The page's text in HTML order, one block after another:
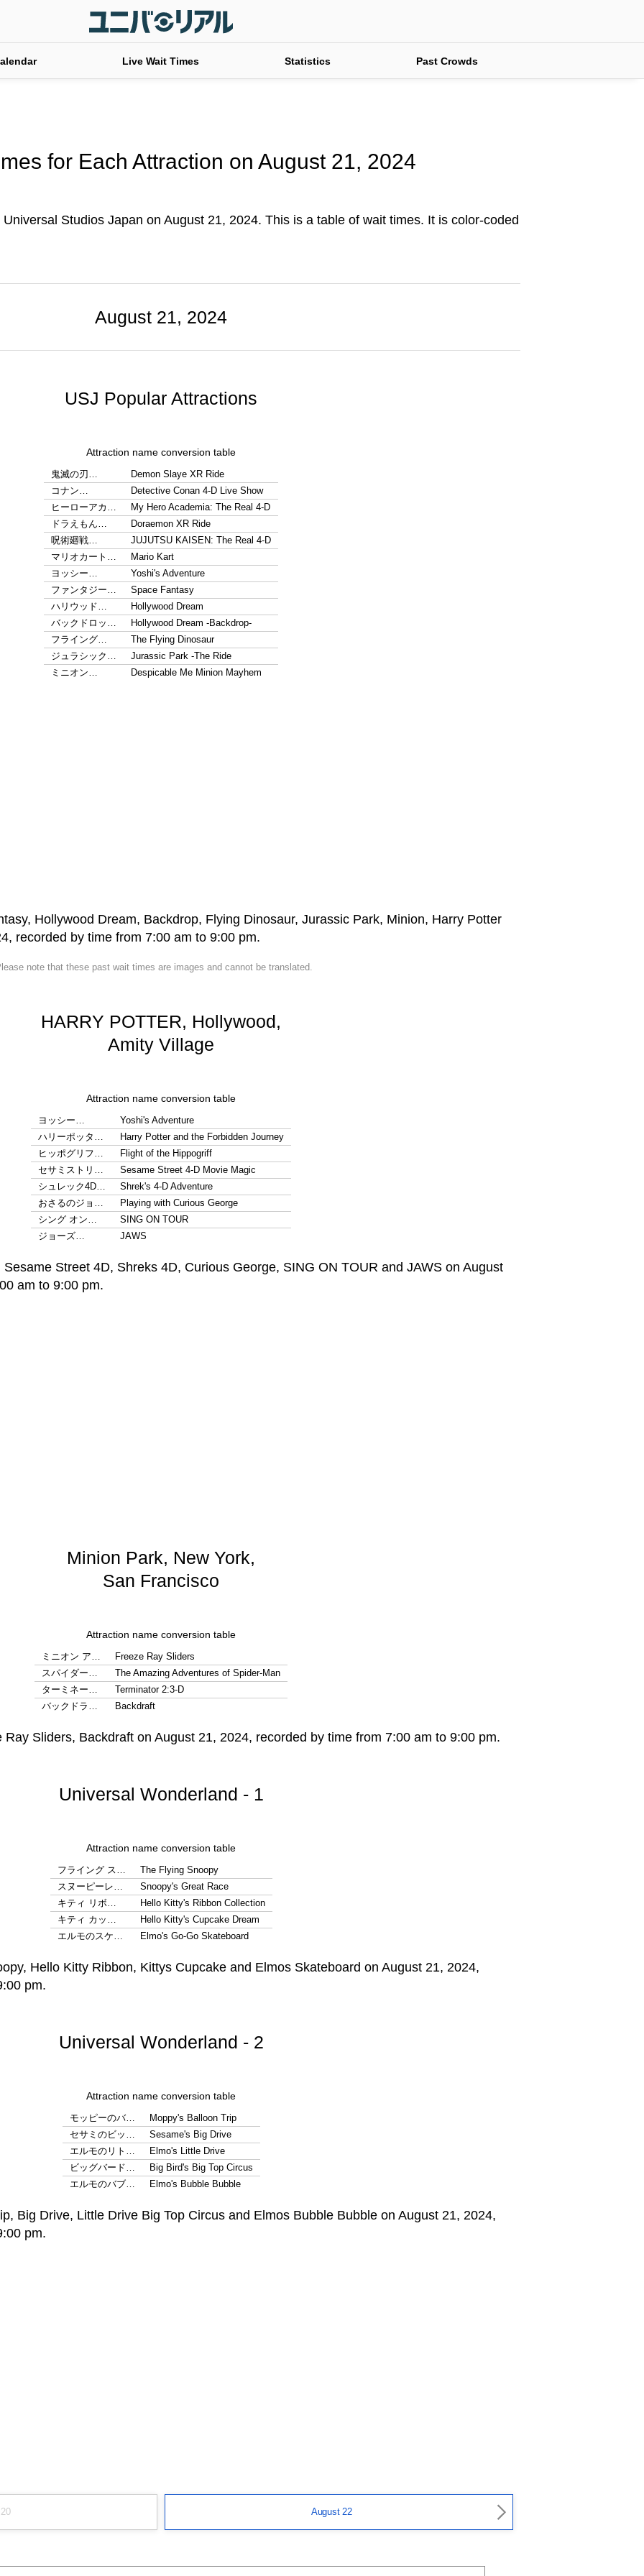
Live Wait Times Statistics Past Crowds
for Each Attraction on August 21, 2024
Studios Japan on August 21, 2024. This is a table of wait times. It is color-coded
August 21, 2024
USJ Popular Attractions
Attraction name conversion table
鬼滅の刃…
Demon Slaye XR Ride
コナン…
Detective Conan 4-D Live Show
ヒーローアカ…
My Hero Academia: The Real 4-D
ドラえもん…
Doraemon XR Ride
呪術廻戦…
JUJUTSU KAISEN: The Real 4-D
マリオカート…
Mario Kart
ヨッシー…
Yoshi's Adventure
ファンタジー…
Space Fantasy
ハリウッド…
Hollywood Dream
バックドロッ…
Hollywood Dream -Backdrop-
フライング…
The Flying Dinosaur
ジュラシック…
Jurassic Park -The Ride
ミニオン…
Despicable Me Minion Mayhem
note that these past wait times are images and cannot be translated.
HARRY POTTER, Hollywood,
Amity Village
Attraction name conversion table
ヨッシー…
Yoshi's Adventure
ハリーポッタ…
Harry Potter and the Forbidden Journey
ヒッポグリフ…
Flight of the Hippogriff
セサミストリ…
Sesame Street 4-D Movie Magic
シュレック4D…
Shrek's 4-D Adventure
おさるのジョ…
Playing with Curious George
シング オン…
SING ON TOUR
ジョーズ…
JAWS
Minion Park, New York,
San Francisco
Attraction name conversion table
ミニオン ア…
Freeze Ray Sliders
スパイダー…
The Amazing Adventures of Spider-Man
ターミネー…
Terminator 2:3-D
バックドラ…
Backdraft
Universal Wonderland - 1
Attraction name conversion table
フライング ス…
The Flying Snoopy
スヌーピーレ…
Snoopy's Great Race
キティ リボ…
Hello Kitty's Ribbon Collection
キティ カッ…
Hello Kitty's Cupcake Dream
エルモのスケ…
Elmo's Go-Go Skateboard
Universal Wonderland - 2
Attraction name conversion table
モッピーのバ…
Moppy's Balloon Trip
セサミのビッ…
Sesame's Big Drive
エルモのリト…
Elmo's Little Drive
ビッグバード…
Big Bird's Big Top Circus
エルモのバブ…
Elmo's Bubble Bubble
August 22